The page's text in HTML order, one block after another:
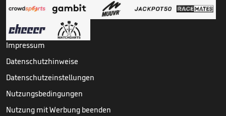
Impressum
Datenschutzhinweise
Datenschutzeinstellungen
Nutzungsbedingungen
Nutzung mit Werbung beenden